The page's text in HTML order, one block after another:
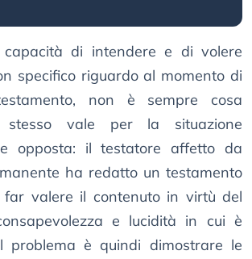
capacità di intendere e di volere
specifico riguardo al momento di
non è sempre cosa
stesso vale per la situazione
opposta: il testatore affetto da
ha redatto un testamento
valere il contenuto in virtù del
e lucidità in cui è
problema è quindi dimostrare le